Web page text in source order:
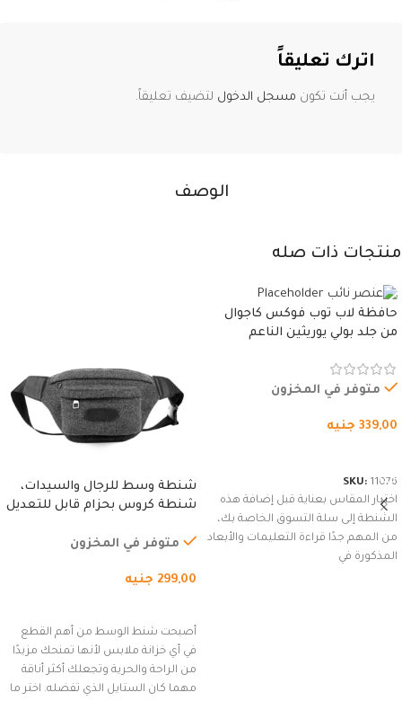
الوصف
اترك تعليقاً
يجب أنت تكون مسجل الدخول لتضيف تعليقاً.
منتجات ذات صله
حافظة لاب توب فوكس كاجوال
من جلد بولي يوريثين الناعم
وسوستة.
متوفر في المخزون
339,00 جنيه
SKU: 11076
اختيار المقاس بعناية قبل إضافة هذه
الشنطة إلى سلة التسوق الخاصة بك،
من المهم جدًا قراءة التعليمات والأبعاد
المذكورة في
شنطة وسط للرجال والسيدات،
شنطة كروس بحزام قابل للتعديل
السفر، الجري العادي، المشي
(رمادي)
متوفر في المخزون
299,00 جنيه
أصبحت شنط الوسط من أهم القطع
في أي خزانة ملابس لأنها تمنحك مزيدًا
من الراحة والحرية وتجعلك أكثر أناقة
مهما كان الستايل الذي تفضله. اختر ما